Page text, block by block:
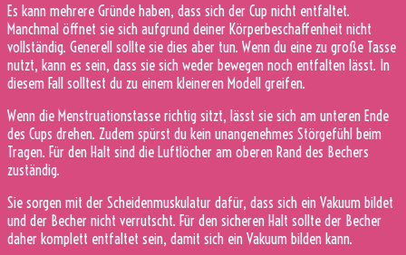
Es kann mehrere Gründe haben, dass sich der Cup nicht entfaltet.
Manchmal öffnet sie sich aufgrund deiner Körperbeschaffenheit nicht
vollständig. Generell sollte sie dies aber tun. Wenn du eine zu große Tasse
nutzt, kann es sein, dass sie sich weder bewegen noch entfalten lässt. In
diesem Fall solltest du zu einem kleineren Modell greifen.
Wenn die Menstruationstasse richtig sitzt, lässt sie sich am unteren Ende
des Cups drehen. Zudem spürst du kein unangenehmes Störgefühl beim
Tragen. Für den Halt sind die Luftlöcher am oberen Rand des Bechers
zuständig.
Sie sorgen mit der Scheidenmuskulatur dafür, dass sich ein Vakuum bildet
und der Becher nicht verrutscht. Für den sicheren Halt sollte der Becher
daher komplett entfaltet sein, damit sich ein Vakuum bilden kann.